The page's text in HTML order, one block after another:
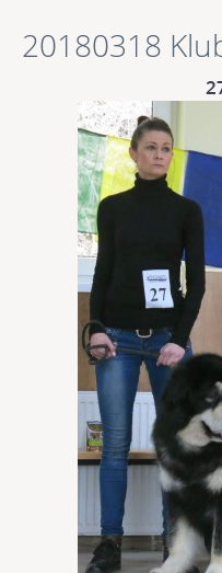
20180318